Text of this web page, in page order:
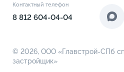
Новоселам
Контакты
О компании
Контактный телефон
8 812 604-04-04
© 2026, ООО «Главстрой-СПб
застройщик»